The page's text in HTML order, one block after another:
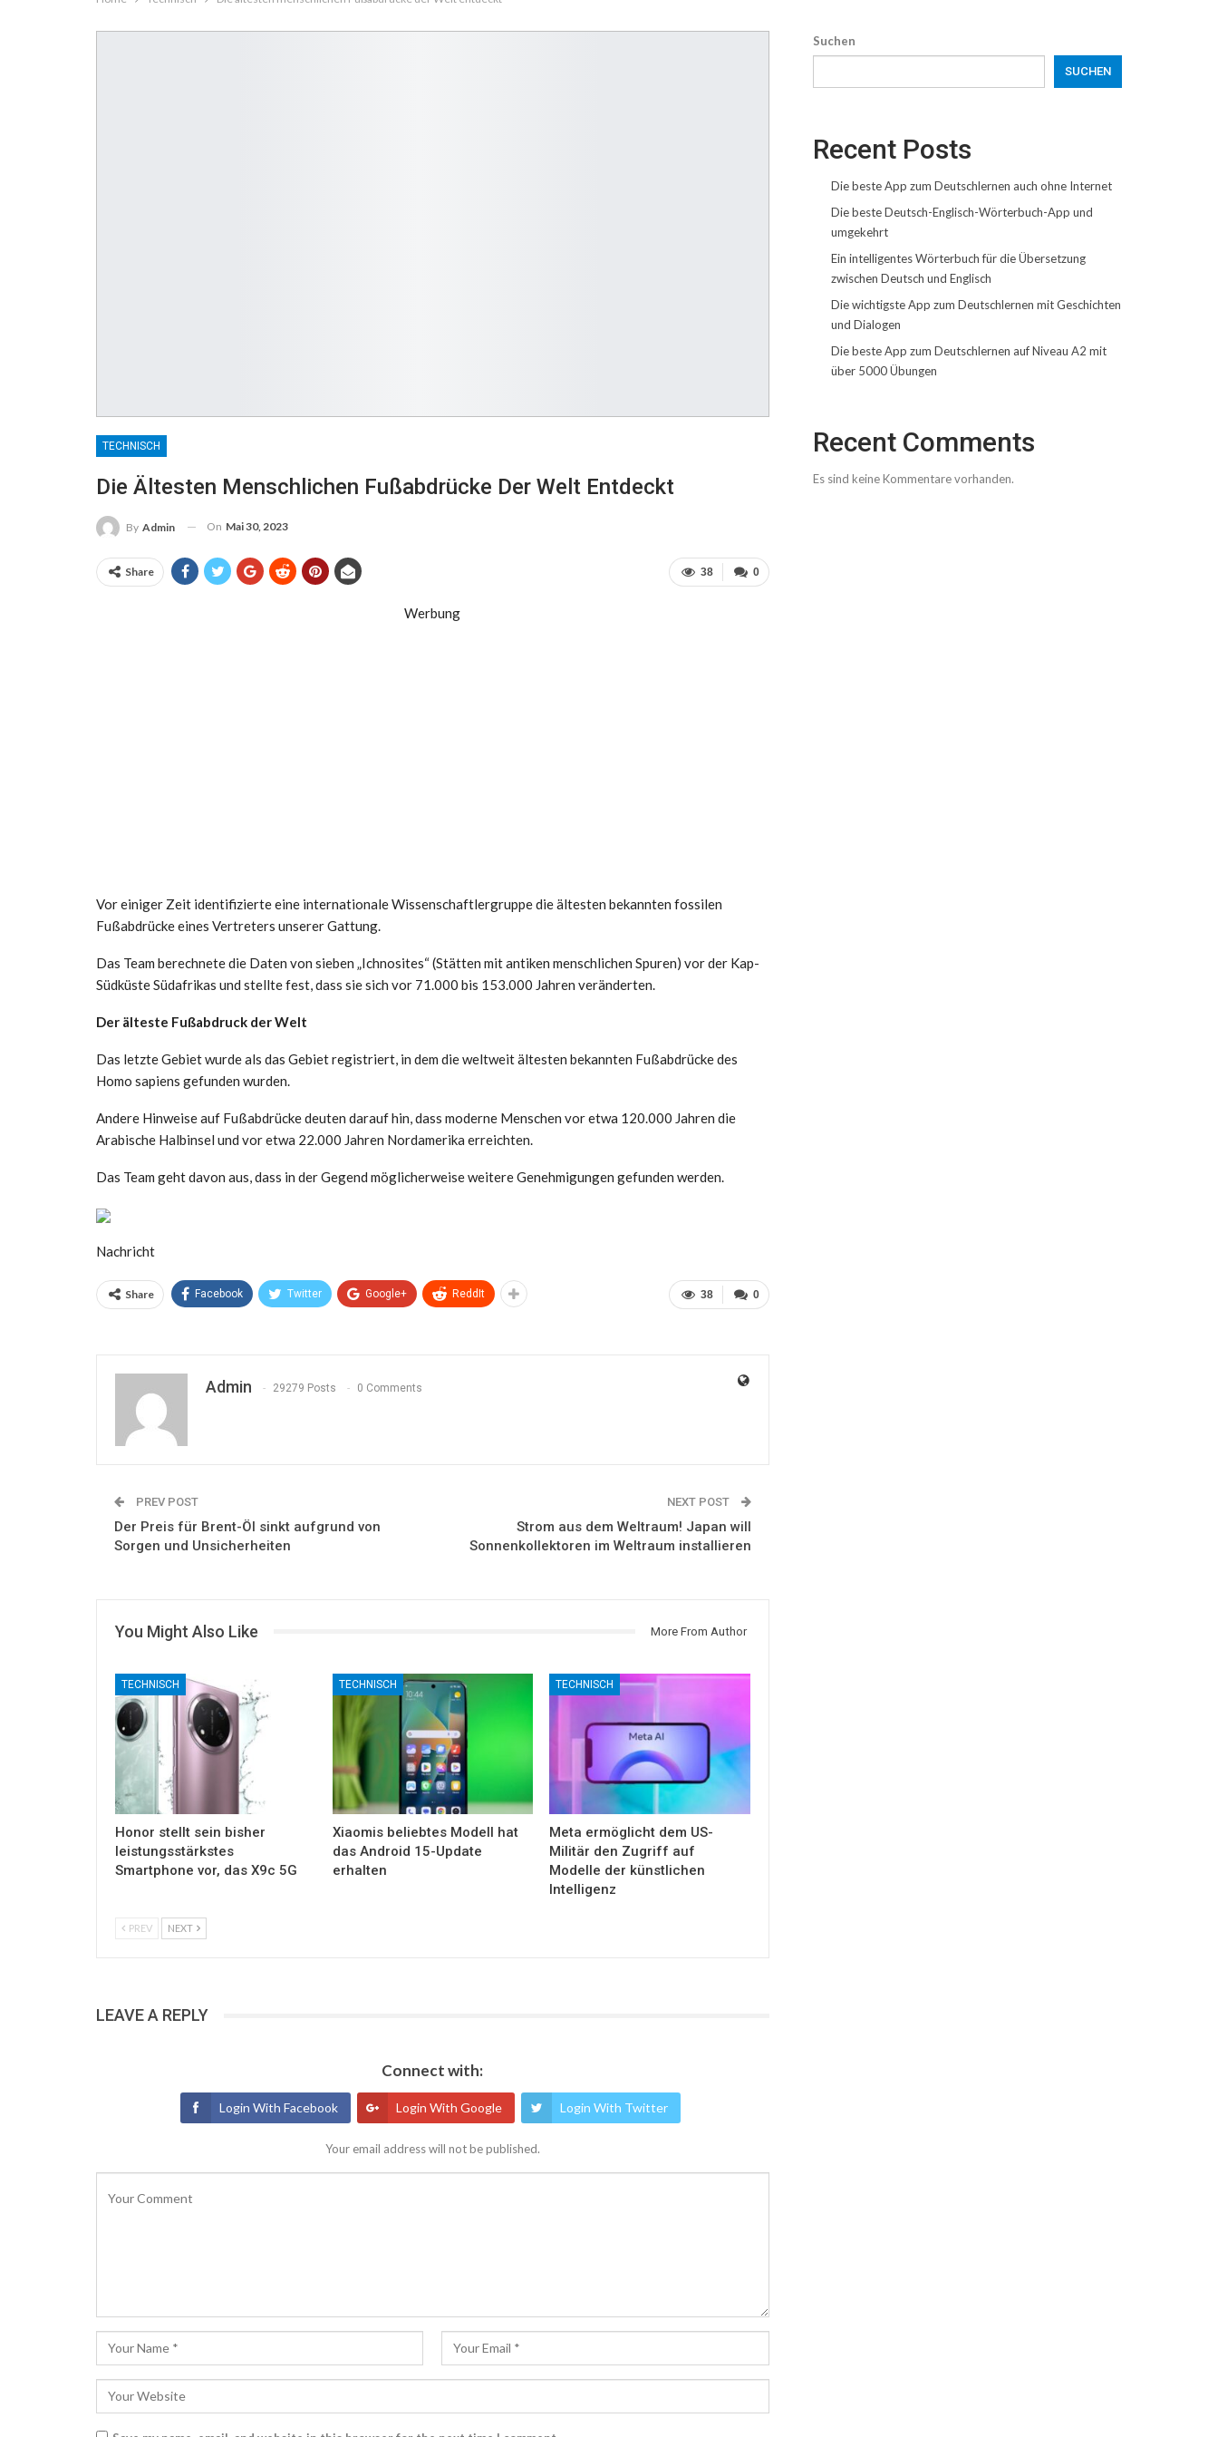
TECHNISCH
Die Ältesten Menschlichen Fußabdrücke Der Welt Entdeckt
By Admin On Mai 30, 2023
0
38
Share
Werbung
Vor einiger Zeit identifizierte eine internationale Wissenschaftlergruppe die ältesten bekannten fossilen
Fußabdrücke eines Vertreters unserer Gattung.
Das Team berechnete die Daten von sieben „Ichnosites“ (Stätten mit antiken menschlichen Spuren) vor der Kap-
Südküste Südafrikas und stellte fest, dass sie sich vor 71.000 bis 153.000 Jahren veränderten.
Der älteste Fußabdruck der Welt
Das letzte Gebiet wurde als das Gebiet registriert, in dem die weltweit ältesten bekannten Fußabdrücke des
Homo sapiens gefunden wurden.
Andere Hinweise auf Fußabdrücke deuten darauf hin, dass moderne Menschen vor etwa 120.000 Jahren die
Arabische Halbinsel und vor etwa 22.000 Jahren Nordamerika erreichten.
Das Team geht davon aus, dass in der Gegend möglicherweise weitere Genehmigungen gefunden werden.
Nachricht
0
38
Share Facebook Twitter Google+ ReddIt
Admin 29279 Posts 0 Comments
PREV POST
Der Preis für Brent-Öl sinkt aufgrund von
Sorgen und Unsicherheiten
NEXT POST
Strom aus dem Weltraum! Japan will
Sonnenkollektoren im Weltraum installieren
You Might Also Like More From Author
TECHNISCH
Honor stellt sein bisher
leistungsstärkstes
Smartphone vor, das X9c 5G
TECHNISCH
Xiaomis beliebtes Modell hat
das Android 15-Update
erhalten
TECHNISCH
Meta ermöglicht dem US-
Militär den Zugriff auf
Modelle der künstlichen
Intelligenz
PREV NEXT
LEAVE A REPLY
Connect with:
Login With Facebook Login With Google Login With Twitter
Your email address will not be published.
Suchen
SUCHEN
Recent Posts
Die beste App zum Deutschlernen auch ohne Internet
Die beste Deutsch-Englisch-Wörterbuch-App und
umgekehrt
Ein intelligentes Wörterbuch für die Übersetzung
zwischen Deutsch und Englisch
Die wichtigste App zum Deutschlernen mit Geschichten
und Dialogen
Die beste App zum Deutschlernen auf Niveau A2 mit
über 5000 Übungen
Recent Comments
Es sind keine Kommentare vorhanden.